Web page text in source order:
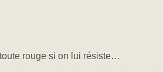
rouge si on lui résiste…